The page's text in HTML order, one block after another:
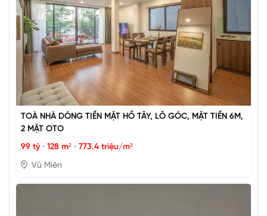
TOÀ NHÀ DÒNG TIỀN MẶT HỒ TÂY, LÔ GÓC, MẶT TIỀN 6M,
2 MẶT OTO
99 tỷ • 128 m² • 773.4 triệu/m²
Vũ Miên